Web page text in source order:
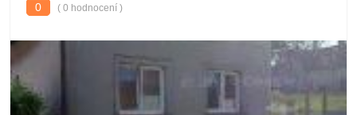
0
( 0 hodnocení )